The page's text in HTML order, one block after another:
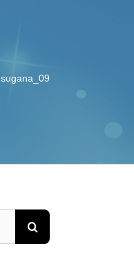
sugana_09